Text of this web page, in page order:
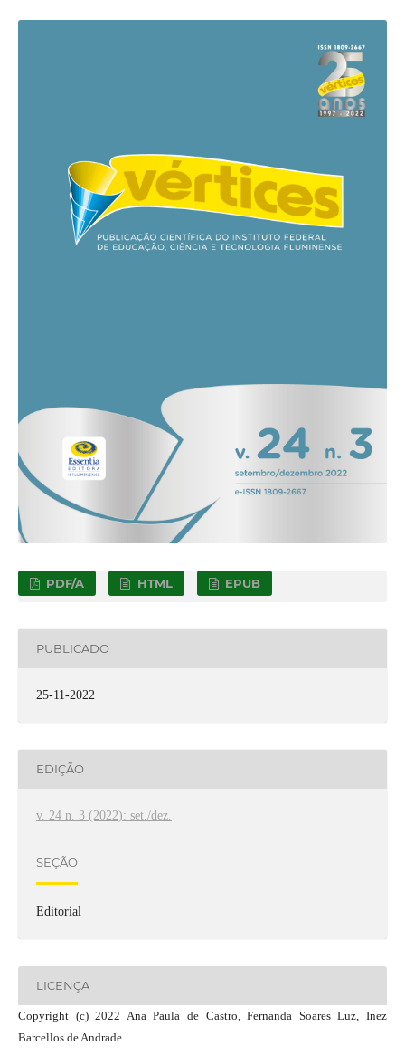
PDF/A HTML EPUB
PUBLICADO
25-11-2022
EDIÇÃO
v. 24 n. 3 (2022): set./dez.
SEÇÃO
Editorial
LICENÇA
Copyright (c) 2022 Ana Paula de Castro, Fernanda Soares Luz, Inez
Barcellos de Andrade